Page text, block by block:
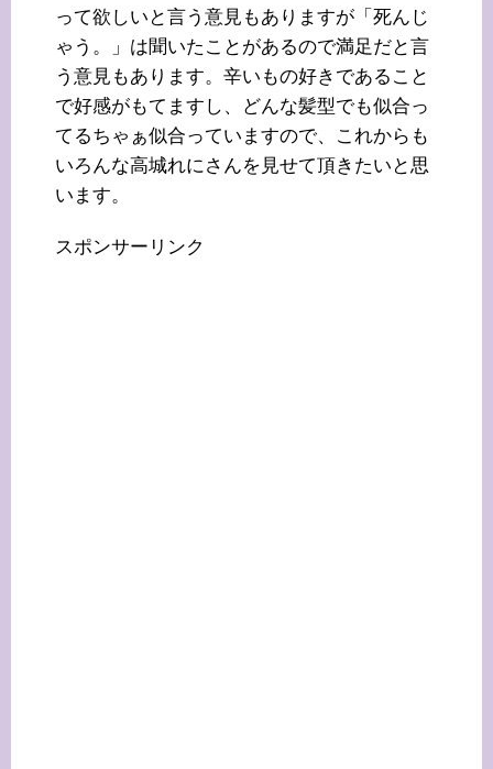
って欲しいと言う意見もありますが「死んじ
ゃう。」は聞いたことがあるので満足だと言
う意見もあります。辛いもの好きであること
で好感がもてますし、どんな髪型でも似合っ
てるちゃぁ似合っていますので、これからも
いろんな高城れにさんを見せて頂きたいと思
います。
スポンサーリンク